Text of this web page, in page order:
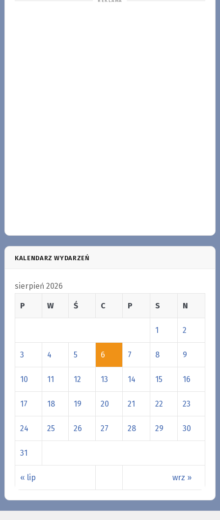
KALENDARZ WYDARZEŃ
sierpień 2026
P W Ś C P S N
« lip wrz »
1 2
3 4 5 6 7 8 9
10 11 12 13 14 15 16
17 18 19 20 21 22 23
24 25 26 27 28 29 30
31